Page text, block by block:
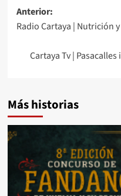
Anterior:
Radio Cartaya | Nutrición
Cartaya Tv |
Más historias